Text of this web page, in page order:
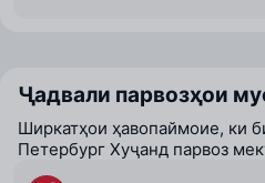
Ҷадвали парвозҳои
Ширкатҳои ҳавопаймоие, ки
Петербург Хуҷанд парвоз